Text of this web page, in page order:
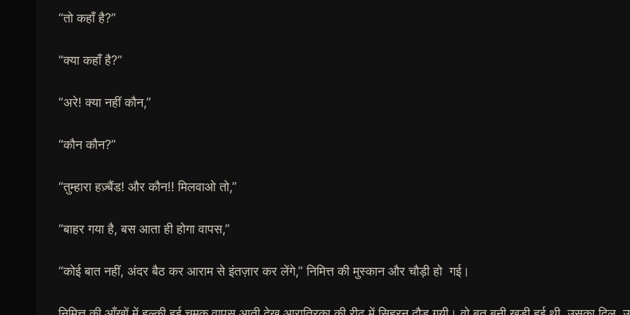
“तो कहाँ है?”
“क्या कहाँ है?”
“अरे! क्या नहीं कौन,”
“कौन कौन?”
“तुम्हारा हज़्बैंड! और कौन!! मिलवाओ तो,”
“बाहर गया है, बस आता ही होगा वापस,”
“कोई बात नहीं, अंदर बैठ कर आराम से इंतज़ार कर लेंगे,” निमित्त की मुस्कान और चौड़ी हो गई।